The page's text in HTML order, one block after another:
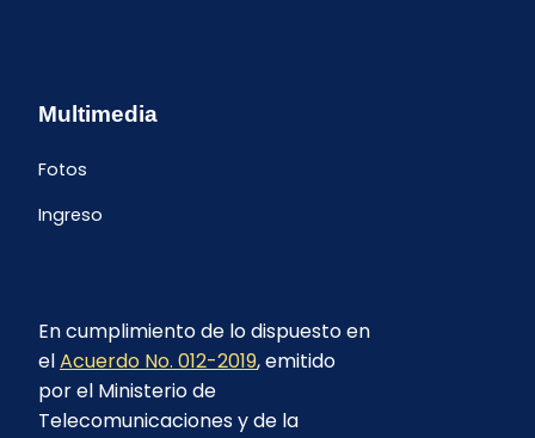
Multimedia
Fotos
Ingreso
En cumplimiento de lo dispuesto en
elAcuerdo No. 012-2019, emitido
por el Ministerio de
Telecomunicaciones y de la